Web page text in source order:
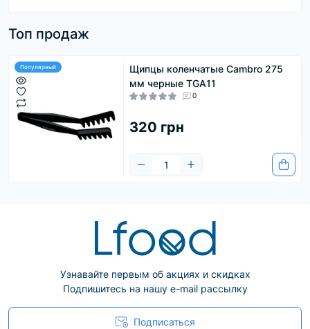
Топ продаж
Популярный
Щипцы коленчатые Cambro 275
мм черные TGA11
0
320 грн
Узнавайте первым об акциях и скидках
Подпишитесь на нашу e-mail рассылку
Подписаться